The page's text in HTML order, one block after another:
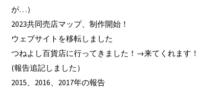
が…）
2023共同売店マップ、制作開始！
ウェブサイトを移転しました
つねよし百貨店に行ってきました！→来てくれます！
(報告追記しました）
2015、2016、2017年の報告